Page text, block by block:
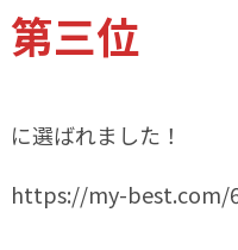
第三位
に選ばれました！
https://my-best.com/